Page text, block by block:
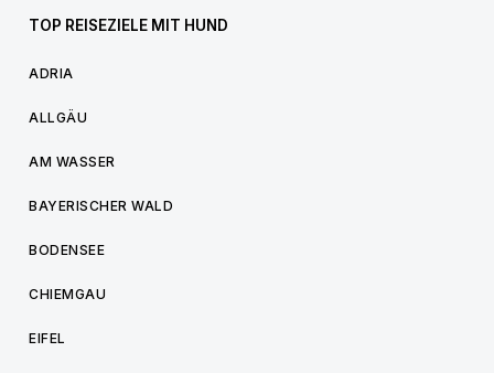
TOP REISEZIELE MIT HUND
ADRIA
ALLGÄU
AM WASSER
BAYERISCHER WALD
BODENSEE
CHIEMGAU
EIFEL